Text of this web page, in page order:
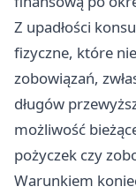
Z upadłości
fizyczne, które
zobowiązań,
długów
możliwość
pożyczek czy
Warunkiem